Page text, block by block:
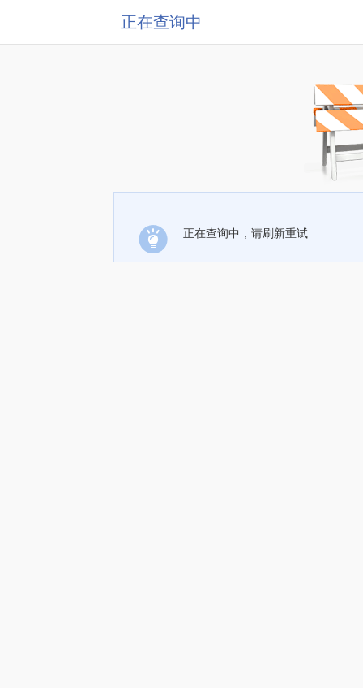
正在查询中
正在查询中，请刷新重试